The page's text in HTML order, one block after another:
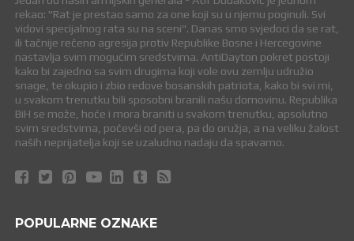
rekao: "Rat je prestao samo za one koji su u njemu poginuli. Svi
vidovi specijalnog rata su na sceni". Danas smo svjedoci da se rat,
ili tačnije rečeno agresija protiv Republike Bosne i Hercegovine
nastavlja svim mogućim sredstvima. AntiDayton pokret postoji
kako bi zajedno sa svim drugima koji vole ovu zemlju udružio
snage, te okupio i zbio redove bosanskih patriota, kako bi svi mi,
u svakom trenutku bili sposobni branili našu domovinu. Republika
BiH se može, hoće i mora braniti u svakom trenutku, apsolutno
svim sredstvima, počevši od pera, pa do oružja, a na veliku žalost
naših neprijatelja koji se uzaludno nadaju da spavamo.
POPULARNE OZNAKE